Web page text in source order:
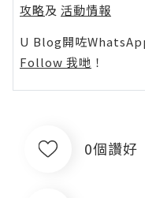
攻略及 活動情報
U Blog開咗
Follow 我哋 ！
0個讚好